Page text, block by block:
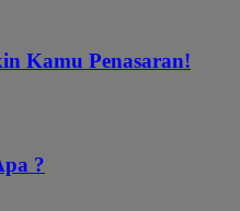
Kamu Penasaran!
?